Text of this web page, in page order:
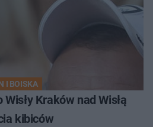
I BOISKA
Kraków nad Wisłą
kibiców